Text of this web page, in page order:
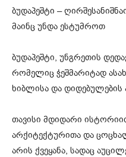
ბუდაპეშტი –
მაინც უნდა ესტუმროთ
ბუდაპეშტი, უნგრეთის
რომელიც ჭეშმარიტად
ხიბლისა და დიდებულების
თავისი მდიდარი
არქიტექტურითა და
არის ქვეყანა, სადაც